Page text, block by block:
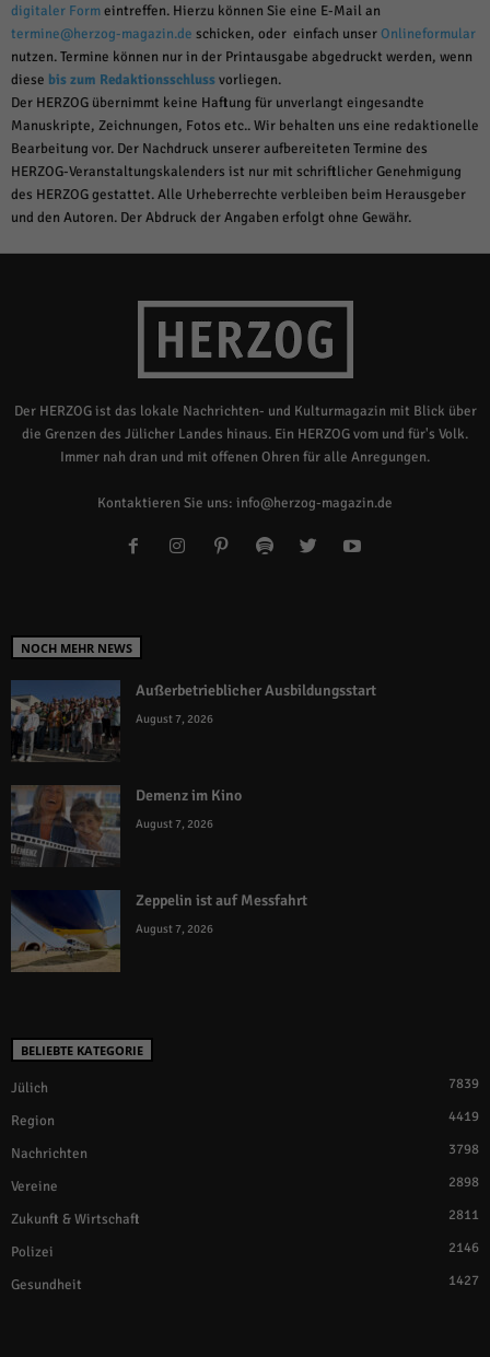
digitaler Formeintreffen. Hierzu können Sie eine E-Mail an
termine@herzog-magazin.de schicken, oder einfach unserOnlineformular
nutzen. Termine können nur in der Printausgabe abgedruckt werden, wenn
diese bis zum Redaktionsschlussvorliegen.
Der HERZOG übernimmt keine Haftung für unverlangt eingesandte
Manuskripte, Zeichnungen, Fotos etc.. Wir behalten uns eine redaktionelle
Bearbeitung vor. Der Nachdruck unserer aufbereiteten Termine des
HERZOG-Veranstaltungskalenders ist nur mit schriftlicher Genehmigung
des HERZOG gestattet. Alle Urheberrechte verbleiben beim Herausgeber
und den Autoren. Der Abdruck der Angaben erfolgt ohne Gewähr.
Der HERZOG ist das lokale Nachrichten- und Kulturmagazin mit Blick über
die Grenzen des Jülicher Landes hinaus. Ein HERZOG vom und für's Volk.
Immer nah dran und mit offenen Ohren für alle Anregungen.
Kontaktieren Sie uns: info@herzog-magazin.de
NOCH MEHR NEWS
Außerbetrieblicher Ausbildungsstart
August 7, 2026
Demenz im Kino
August 7, 2026
Zeppelin ist auf Messfahrt
August 7, 2026
BELIEBTE KATEGORIE
Jülich 7839
Region 4419
Nachrichten 3798
Vereine 2898
Zukunft & Wirtschaft 2811
Polizei 2146
Gesundheit 1427